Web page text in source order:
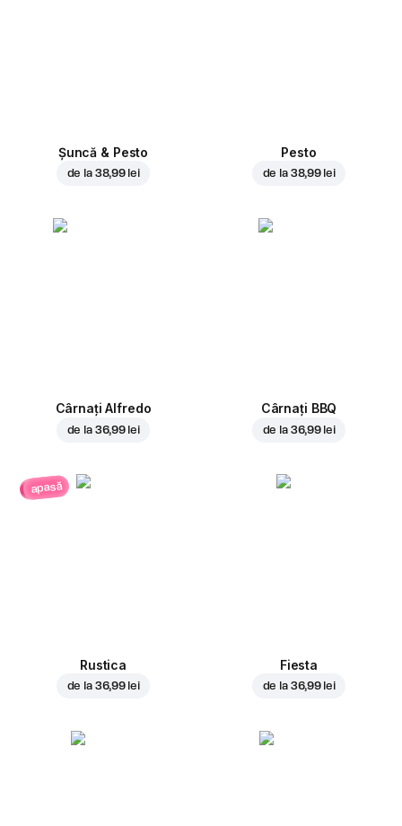
Șuncă & Pesto
de la 38,99 lei
Pesto
de la 38,99 lei
Cârnați Alfredo
de la 36,99 lei
Cârnați BBQ
de la 36,99 lei
apasă
Rustica
de la 36,99 lei
Fiesta
de la 36,99 lei